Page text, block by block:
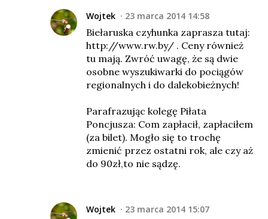
Wojtek 23 marca 2014 14:58
Biełaruska czyhunka zaprasza tutaj:
http://www.rw.by/ . Ceny również
tu mają. Zwróć uwagę, że są dwie
osobne wyszukiwarki do pociągów
regionalnych i do dalekobieżnych!
Parafrazując kolegę Piłata
Poncjusza: Com zapłacił, zapłaciłem
(za bilet). Mogło się to trochę
zmienić przez ostatni rok, ale czy aż
do 90zł,to nie sądzę.
Wojtek 23 marca 2014 15:07